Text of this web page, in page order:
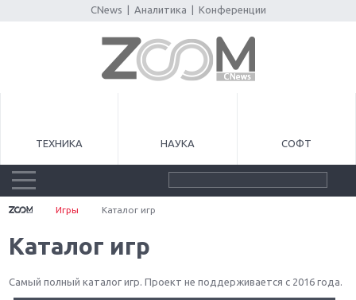
CNews Аналитика Конференции
ТЕХНИКА НАУКА СОФТ
Игры Каталог игр
Каталог игр
Самый полный каталог игр. Проект не поддерживается с 2016 года.